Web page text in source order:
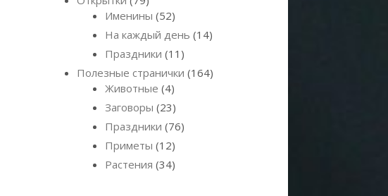
Именины (52)
На каждый день (14)
Праздники (11)
Полезные странички (164)
Животные (4)
Заговоры (23)
Праздники (76)
Приметы (12)
Растения (34)